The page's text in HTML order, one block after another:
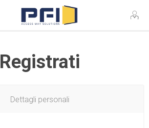
Registrati
Dettagli personali